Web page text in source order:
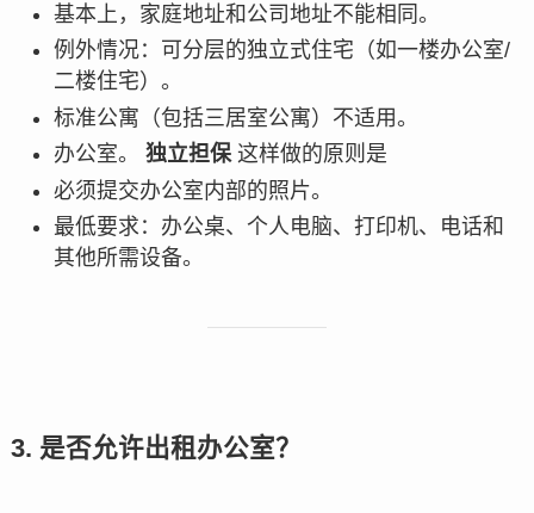
基本上，家庭地址和公司地址不能相同。
例外情况：可分层的独立式住宅（如一楼办公室/
二楼住宅）。
标准公寓（包括三居室公寓）不适用。
办公室。 独立担保这样做的原则是
必须提交办公室内部的照片。
最低要求：办公桌、个人电脑、打印机、电话和
其他所需设备。
3. 是否允许出租办公室？